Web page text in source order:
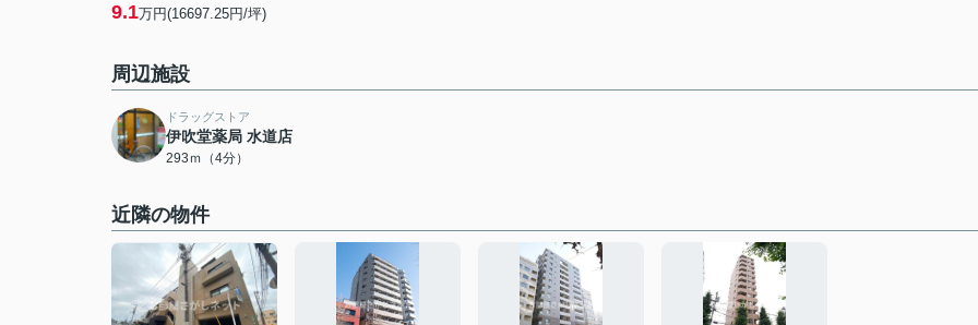
9.1万円(16697.25円/坪)
周辺施設
ドラッグストア
伊吹堂薬局 水道店
293ｍ（4分）
近隣の物件